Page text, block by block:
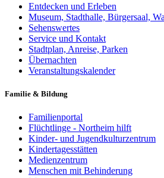
Entdecken und Erleben
Museum, Stadthalle, Bürgersaal,
Sehenswertes
Service und Kontakt
Stadtplan, Anreise, Parken
Übernachten
Veranstaltungskalender
Familie & Bildung
Familienportal
Flüchtlinge - Northeim hilft
Kinder- und Jugendkulturzentrum
Kindertagesstätten
Medienzentrum
Menschen mit Behinderung